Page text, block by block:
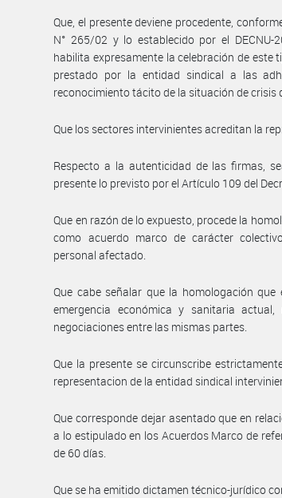
Que, el presente deviene procedente,
N° 265/02 y lo establecido por el DECNU-
habilita expresamente la celebración de
prestado por la entidad sindical a las
reconocimiento tácito de la situación de crisis
Que los sectores intervinientes acreditan la
Respecto a la autenticidad de las firmas,
presente lo previsto por el Artículo 109 del
Que en razón de lo expuesto, procede la
como acuerdo marco de carácter
personal afectado.
Que cabe señalar que la homologación
emergencia económica y sanitaria
negociaciones entre las mismas partes.
Que la presente se circunscribe
representacion de la entidad sindical
Que corresponde dejar asentado que en
a lo estipulado en los Acuerdos Marco de
de 60 días.
Que se ha emitido dictamen técnico-jurídico